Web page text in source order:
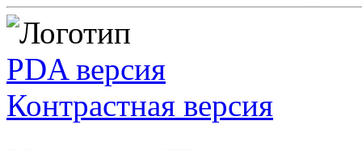
PDA версия
Контрастная версия